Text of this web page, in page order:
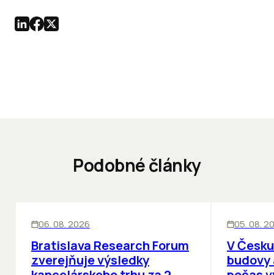
Podobné články
06. 08. 2026
Bratislava Research Forum
zverejňuje výsledky
05. 08.
V